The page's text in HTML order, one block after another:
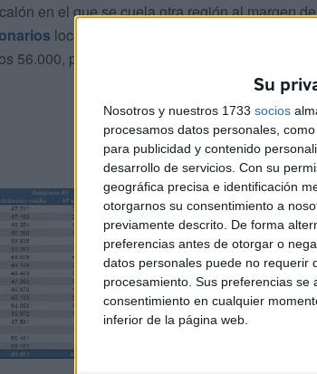
Su
Nosotros y nuestros 1733 socios
procesamos datos personales,
para publicidad y contenido
desarrollo de servicios. Con su
geográfica precisa e identificación
otorgarnos su consentimiento a
previamente descrito. De forma
preferencias antes de otorgar o
datos personales puede no requerir
procesamiento. Sus preferencias
consentimiento en cualquier
inferior de la página web.
en el que se cuela otra región al margen
locales del
56.000, pero la media nacional no llega a